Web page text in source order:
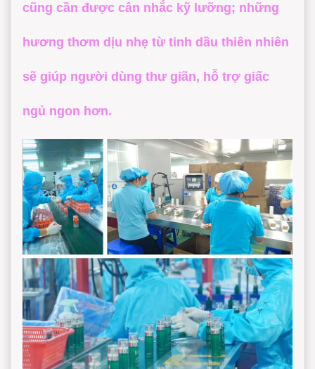
cũng cần được cân nhắc kỹ lưỡng; những
hương thơm dịu nhẹ từ tinh dầu thiên nhiên
sẽ giúp người dùng thư giãn, hỗ trợ giấc
ngủ ngon hơn.